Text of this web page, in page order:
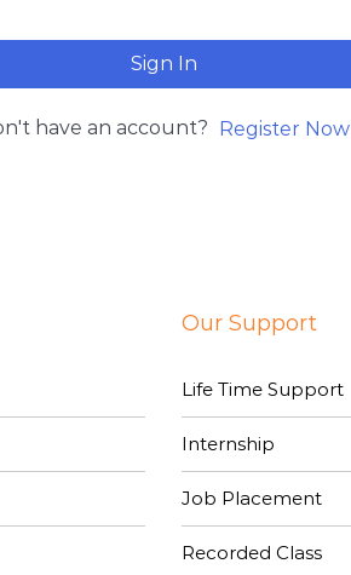
Sign In
have an account? Register Now
Our Support
Life Time Support
Internship
Job Placement
Recorded Class